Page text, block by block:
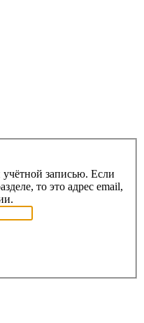
записью. Если
то это адрес email,